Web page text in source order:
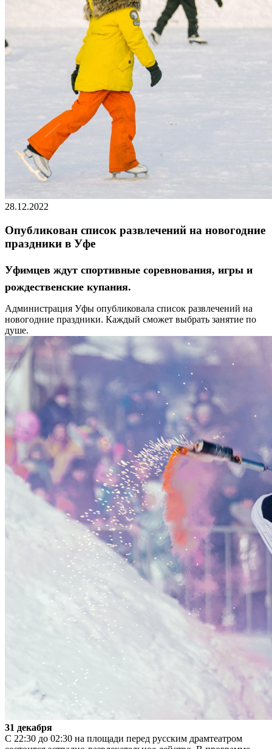
28.12.2022
Опубликован список развлечений на новогодние
праздники в Уфе
Уфимцев ждут спортивные соревнования, игры и
рождественские купания.
Администрация Уфы опубликовала список развлечений на
новогодние праздники. Каждый сможет выбрать занятие по
душе.
31 декабря
С 22:30 до 02:30 на площади перед русским драмтеатром